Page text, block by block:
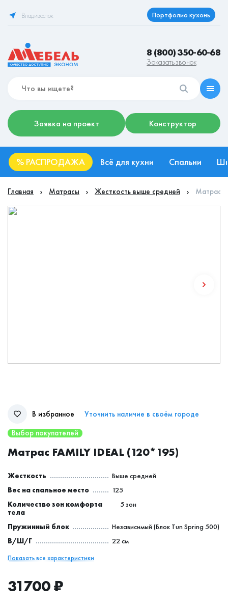
Владивосток Портфолио кухонь
8 (800) 350-60-68
Заказать звонок
Заявка на проект Конструктор
% РАСПРОДАЖА Всё для кухни Спальни
Главная Матрасы Жесткость выше средней Матрас
В избранное
Уточнить наличие в своём городе
Выбор покупателей
Матрас FAMILY IDEAL (120*195)
Жесткость
Выше средней
Вес на спальное место
125
Количество зон комфорта
тела
5 зон
Пружинный блок
Независимый (Блок Tun Spring 500)
В/Ш/Г
22 см
Показать все характеристики
31700₽